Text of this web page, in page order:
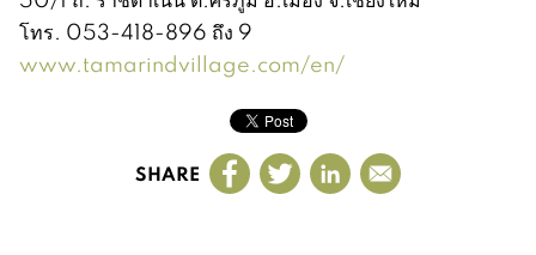
โทร. 053-418-896 ถึง 9
www.tamarindvillage.com/en/
SHARE